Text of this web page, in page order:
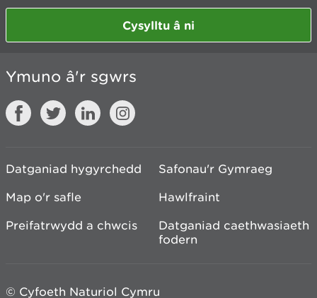
Cysylltu â ni
Ymuno â'r sgwrs
Datganiad hygyrchedd
Safonau'r Gymraeg
Map o'r safle
Hawlfraint
Preifatrwydd a chwcis
Datganiad caethwasiaeth
fodern
© Cyfoeth Naturiol Cymru